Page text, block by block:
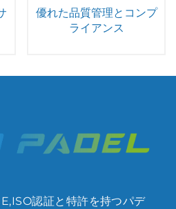
優れた品質管理とコンプ
ライアンス
認証と特許を持つパデ